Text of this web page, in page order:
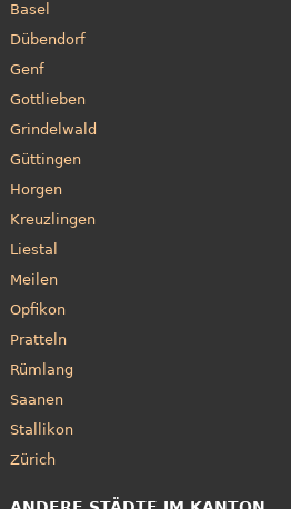
Basel
Dübendorf
Genf
Gottlieben
Grindelwald
Güttingen
Horgen
Kreuzlingen
Liestal
Meilen
Opfikon
Pratteln
Rümlang
Saanen
Stallikon
Zürich